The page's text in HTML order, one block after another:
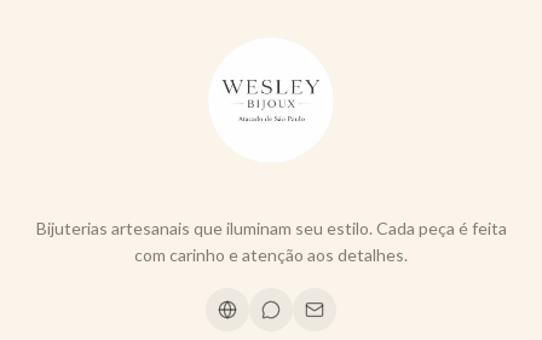
Bijuterias artesanais que iluminam seu estilo. Cada peça é feita
com carinho e atenção aos detalhes.